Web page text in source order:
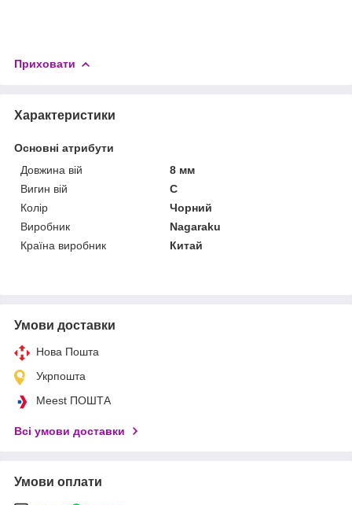
Приховати
Характеристики
Основні атрибути
Довжина вій
8 мм
Вигин вій
C
Колір
Чорний
Виробник
Nagaraku
Країна виробник
Китай
Умови доставки
Нова Пошта
Укрпошта
Meest ПОШТА
Всі умови доставки
Умови оплати